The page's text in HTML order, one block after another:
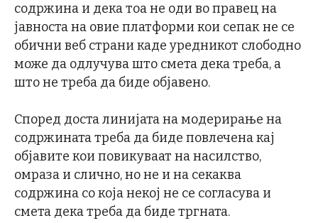
содржина и дека тоа не оди во правец на
јавноста на овие платформи кои сепак не се
обични веб страни каде уредникот слободно
може да одлучува што смета дека треба, а
што не треба да биде објавено.
Според доста линијата на модерирање на
содржината треба да биде повлечена кај
објавите кои повикуваат на насилство,
омраза и слично, но не и на секаква
содржина со која некој не се согласува и
смета дека треба да биде тргната.